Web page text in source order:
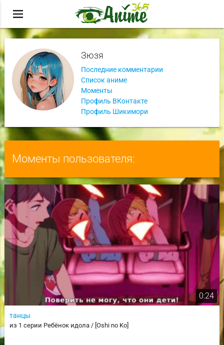
menu
Зюзя
Последние комментарии
Список аниме
Моменты
Профиль ВКонтакте
Профиль Шикимори
Моменты пользователя:
0:24
танцы
из 1 серии Ребёнок идола / [Oshi no Ko]